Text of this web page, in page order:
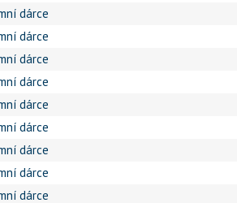
dárce
dárce
dárce
dárce
dárce
dárce
dárce
dárce
dárce